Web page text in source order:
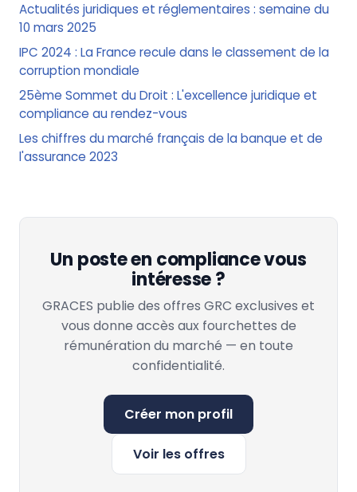
Actualités juridiques et réglementaires : semaine du
10 mars 2025
IPC 2024 : La France recule dans le classement de la
corruption mondiale
25ème Sommet du Droit : L'excellence juridique et
compliance au rendez-vous
Les chiffres du marché français de la banque et de
l'assurance 2023
Un poste en compliance vous
intéresse ?
GRACES publie des offres GRC exclusives et
vous donne accès aux fourchettes de
rémunération du marché — en toute
confidentialité.
Créer mon profil
Voir les offres